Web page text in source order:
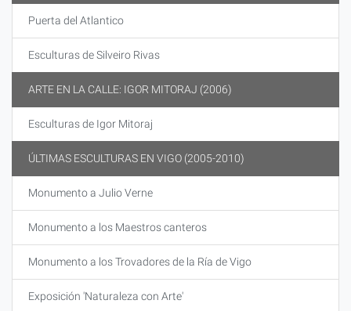
Puerta del Atlantico
Esculturas de Silveiro Rivas
ARTE EN LA CALLE: IGOR MITORAJ (2006)
Esculturas de Igor Mitoraj
ÚLTIMAS ESCULTURAS EN VIGO (2005-2010)
Monumento a Julio Verne
Monumento a los Maestros canteros
Monumento a los Trovadores de la Ría de Vigo
Exposición 'Naturaleza con Arte'